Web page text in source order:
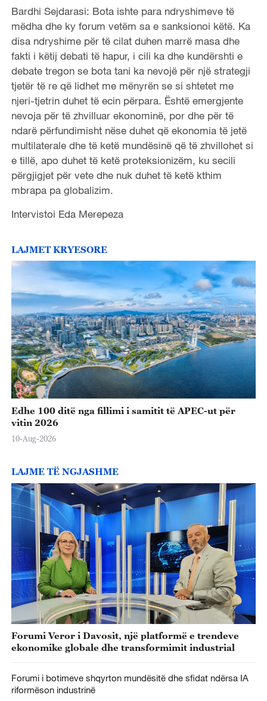
Bardhi Sejdarasi: Bota ishte para ndryshimeve të
mëdha dhe ky forum vetëm sa e sanksionoi këtë. Ka
disa ndryshime për të cilat duhen marrë masa dhe
fakti i këtij debati të hapur, i cili ka dhe kundërshti e
debate tregon se bota tani ka nevojë për një strategji
tjetër të re që lidhet me mënyrën se si shtetet me
njeri-tjetrin duhet të ecin përpara. Është emergjente
nevoja për të zhvilluar ekonominë, por dhe për të
ndarë përfundimisht nëse duhet që ekonomia të jetë
multilaterale dhe të ketë mundësinë që të zhvillohet si
e tillë, apo duhet të ketë proteksionizëm, ku secili
përgjigjet për vete dhe nuk duhet të ketë kthim
mbrapa pa globalizim.
Intervistoi Eda Merepeza
LAJMET KRYESORE
Edhe 100 ditë nga fillimi i samitit të APEC-ut për
vitin 2026
10-Aug-2026
LAJME TË NGJASHME
Forumi Veror i Davosit, një platformë e trendeve
ekonomike globale dhe transformimit industrial
Forumi i botimeve shqyrton mundësitë dhe sfidat ndërsa IA
riformëson industrinë